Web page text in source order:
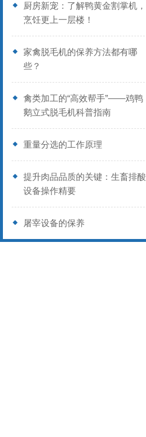
厨房新宠：了解鸭黄金割掌机，
烹饪更上一层楼！
家禽脱毛机的保养方法都有哪
些？
禽类加工的“高效帮手”——鸡鸭
鹅立式脱毛机科普指南
重量分选的工作原理
提升肉品品质的关键：生畜排酸
设备操作精要
屠宰设备的保养